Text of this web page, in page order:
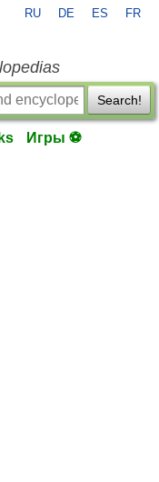
RU DE ES FR
Search!
Игры ⚽